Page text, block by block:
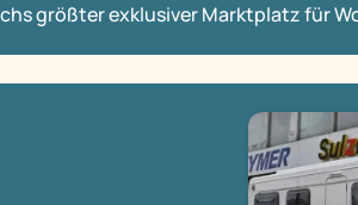
größter exklusiver Marktplatz für